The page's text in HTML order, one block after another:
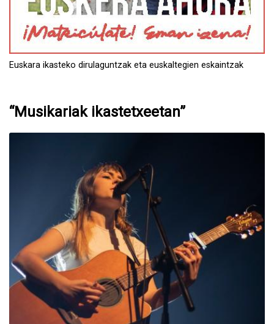
Euskara ikasteko dirulaguntzak eta euskaltegien eskaintzak
“Musikariak ikastetxeetan”